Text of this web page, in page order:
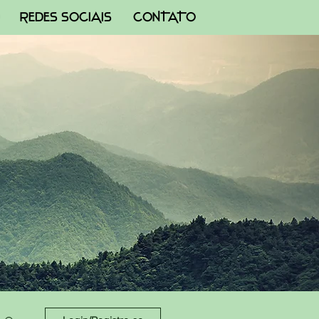
REDES SOCIAIS CONTATO